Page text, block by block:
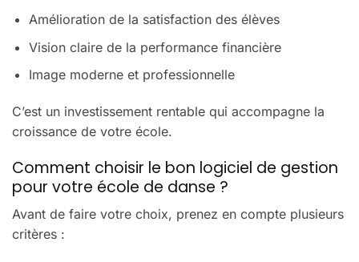
Amélioration de la satisfaction des élèves
Vision claire de la performance financière
Image moderne et professionnelle
C’est un investissement rentable qui accompagne la
croissance de votre école.
Comment choisir le bon logiciel de gestion
pour votre école de danse ?
Avant de faire votre choix, prenez en compte plusieurs
critères :